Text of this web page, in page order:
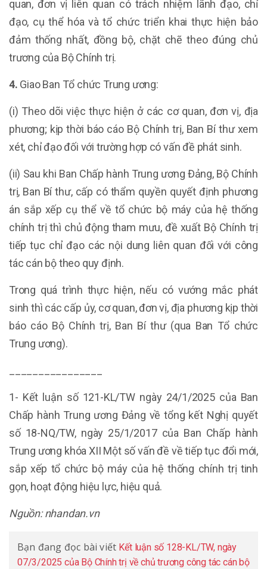
quan, đơn vị liên quan có trách nhiệm lãnh đạo, chỉ
đạo, cụ thể hóa và tổ chức triển khai thực hiện bảo
đảm thống nhất, đồng bộ, chặt chẽ theo đúng chủ
trương của Bộ Chính trị.
4. Giao Ban Tổ chức Trung ương:
(i) Theo dõi việc thực hiện ở các cơ quan, đơn vị, địa
phương; kịp thời báo cáo Bộ Chính trị, Ban Bí thư xem
xét, chỉ đạo đối với trường hợp có vấn đề phát sinh.
(ii) Sau khi Ban Chấp hành Trung ương Đảng, Bộ Chính
trị, Ban Bí thư, cấp có thẩm quyền quyết định phương
án sắp xếp cụ thể về tổ chức bộ máy của hệ thống
chính trị thì chủ động tham mưu, đề xuất Bộ Chính trị
tiếp tục chỉ đạo các nội dung liên quan đối với công
tác cán bộ theo quy định.
Trong quá trình thực hiện, nếu có vướng mắc phát
sinh thì các cấp ủy, cơ quan, đơn vị, địa phương kịp thời
báo cáo Bộ Chính trị, Ban Bí thư (qua Ban Tổ chức
Trung ương).
1- Kết luận số 121-KL/TW ngày 24/1/2025 của Ban
Chấp hành Trung ương Đảng về tổng kết Nghị quyết
số 18-NQ/TW, ngày 25/1/2017 của Ban Chấp hành
Trung ương khóa XII Một số vấn đề về tiếp tục đổi mới,
sắp xếp tổ chức bộ máy của hệ thống chính trị tinh
gọn, hoạt động hiệu lực, hiệu quả.
Nguồn: nhandan.vn
Bạn đang đọc bài viết Kết luận số 128-KL/TW, ngày
07/3/2025 của Bộ Chính trị về chủ trương công tác cán bộ